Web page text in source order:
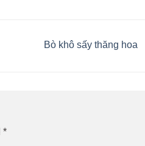
Bò khô sấy thăng hoa
*